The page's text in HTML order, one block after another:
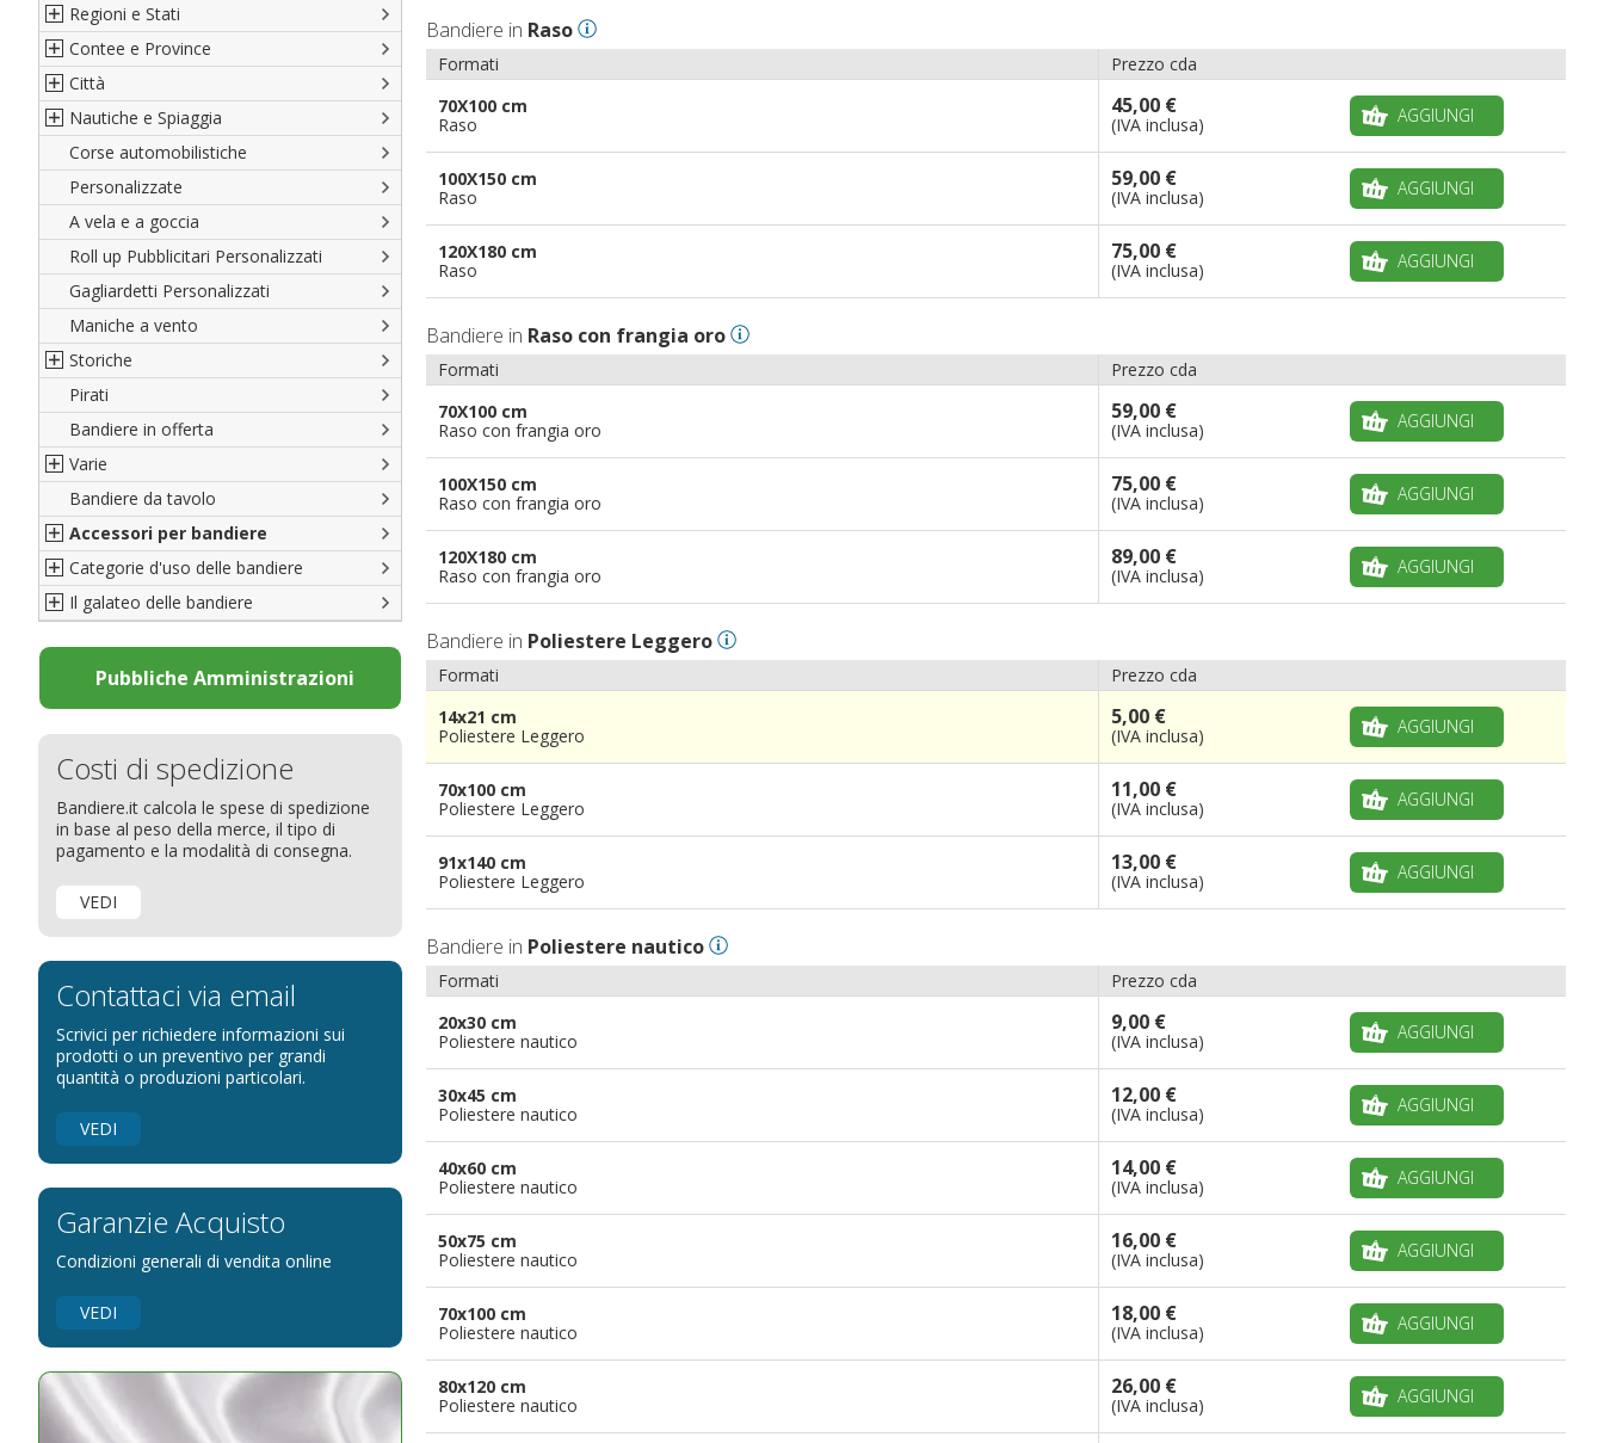
Nord America
Sud America
Europa
Africa
Asia
Oceania
Regioni e Stati
Regioni italiane
Territori Italiani
Stati USA
Francesi
Spagnole
Austriache
Tedesche
Regioni varie
Contee e Province
Cantoni Svizzeri
Province Italiane
Province Spagnole
Francia d'oltremare
Territori britannici d'oltremare
Varie Province del Mondo
Città
Città Italiane
Città spagnole
Città francesi
Città del mondo
Nautiche e Spiaggia
Militari e Mercantili
Codice internazionale nautico
Gran Pavese
Da spiaggia
Di cortesia
Corse automobilistiche
Personalizzate
A vela e a goccia
Roll up Pubblicitari Personalizzati
Gagliardetti Personalizzati
Maniche a vento
Storiche
Italiane
Porte di Milano
Francesi
Americane
Britanniche
Resto del Mondo
Pirati
Bandiere in offerta
Varie
Bandiere del CICAP - Think Deep
Bandiere di Orgoglio Bresciano
Organizzazioni internazionali
Diplomatiche
Bandiere Pubblicitarie
Natale e altre festività
Bandiere etniche e religiose
Bandiere da tavolo
Accessori per bandiere
Accessori per bandiere
Accessori per bandiere da tavolo
Categorie d'uso delle bandiere
Bandiere segnavento
Bandiere per sbandieratori
Bandiere per barche
Bandiere per hotel
Bandiere per eventi
Bandiere per biciclette
Bandiere per autosaloni
Bandiere Palio
Bandiere per enti pubblici
Bandiere per riserve naturali e parchi
Bandiere per musicisti
Bandiere per feste
pennoni per bandiere
Il galateo delle bandiere
La bandiera
Come disporre le bandiere
Dimensioni delle bandiere
Come piegare il tricolore
Pubbliche Amministrazioni
Costi di spedizione
Bandiere.it calcola le spese di spedizione
in base al peso della merce, il tipo di
pagamento e la modalità di consegna.
VEDI
Contattaci via email
Scrivici per richiedere informazioni sui
prodotti o un preventivo per grandi
quantità o produzioni particolari.
VEDI
Garanzie Acquisto
Condizioni generali di vendita online
VEDI
Bandiere in Raso
Formati
Prezzo cda
70X100 cm
Raso
45,00 €
(IVA inclusa) AGGIUNGI
100X150 cm
Raso
59,00 €
(IVA inclusa) AGGIUNGI
120X180 cm
Raso
75,00 €
(IVA inclusa) AGGIUNGI
Bandiere in Raso con frangia oro
Formati
Prezzo cda
70X100 cm
Raso con frangia oro
59,00 €
(IVA inclusa) AGGIUNGI
100X150 cm
Raso con frangia oro
75,00 €
(IVA inclusa) AGGIUNGI
120X180 cm
Raso con frangia oro
89,00 €
(IVA inclusa) AGGIUNGI
Bandiere in Poliestere Leggero
Formati
Prezzo cda
14x21 cm
Poliestere Leggero
5,00 €
(IVA inclusa) AGGIUNGI
70x100 cm
Poliestere Leggero
11,00 €
(IVA inclusa) AGGIUNGI
91x140 cm
Poliestere Leggero
13,00 €
(IVA inclusa) AGGIUNGI
Bandiere in Poliestere nautico
Formati
Prezzo cda
20x30 cm
Poliestere nautico
9,00 €
(IVA inclusa) AGGIUNGI
30x45 cm
Poliestere nautico
12,00 €
(IVA inclusa) AGGIUNGI
40x60 cm
Poliestere nautico
14,00 €
(IVA inclusa) AGGIUNGI
50x75 cm
Poliestere nautico
16,00 €
(IVA inclusa) AGGIUNGI
70x100 cm
Poliestere nautico
18,00 €
(IVA inclusa) AGGIUNGI
80x120 cm
Poliestere nautico
26,00 €
(IVA inclusa) AGGIUNGI